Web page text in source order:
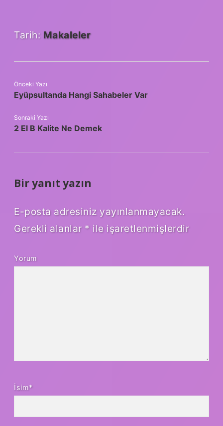
Tarih: Makaleler
Önceki Yazı
Eyüpsultanda Hangi Sahabeler Var
Sonraki Yazı
2 El B Kalite Ne Demek
Bir yanıt yazın
E-posta adresiniz yayınlanmayacak.
Gerekli alanlar * ile işaretlenmişlerdir
Yorum
İsim*